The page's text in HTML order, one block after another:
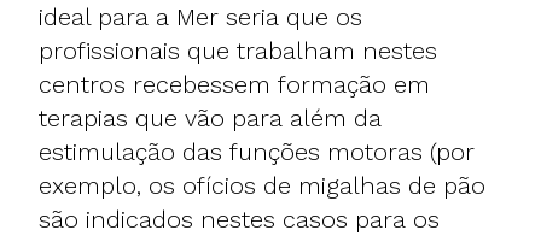
ideal para a Mer seria que os
profissionais que trabalham nestes
centros recebessem formação em
terapias que vão para além da
estimulação das funções motoras (por
exemplo, os ofícios de migalhas de pão
são indicados nestes casos para os